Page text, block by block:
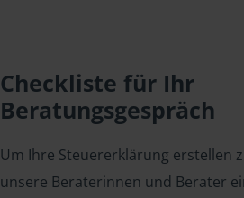
Checkliste für Ihr
Beratungsgespräch
Um Ihre Steuererklärung erstellen
unsere Beraterinnen und Berater